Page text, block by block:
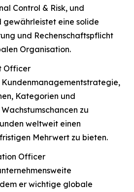
Control & Risk, und
gewährleistet eine solide
und Rechenschaftspflicht
Organisation.
Officer
Kategorien und
zu
weltweit einen
Mehrwert zu bieten.
Officer
er wichtige globale